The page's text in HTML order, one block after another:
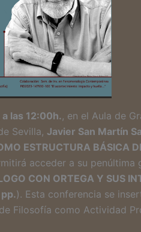
las 12:00h., en el Aula de
Sevilla, Javier San Martín
ESTRUCTURA BÁSICA
acceder a su penúltima
CON ORTEGA Y SUS
). Esta conferencia se
Filosofía como Actividad